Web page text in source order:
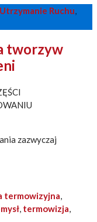
Utrzymanie Ruchu
tworzyw
zazwyczaj
termowizyjna,
, termowizja,